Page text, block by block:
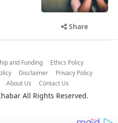
Share
and Funding
Ethics Policy
Disclaimer
Privacy Policy
About Us Contact Us
All Rights Reserved.